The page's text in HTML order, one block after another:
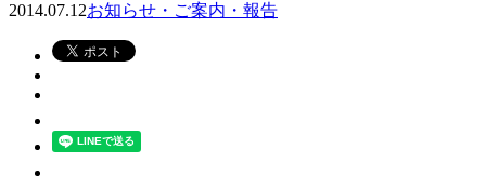
2014.07.12お知らせ・ご案内・報告